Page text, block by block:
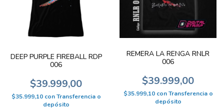
DEEP PURPLE FIREBALL RDP
006
$39.999,00
$35.999,10 con Transferencia o
depósito
REMERA LA RENGA RNLR
006
$39.999,00
$35.999,10 con Transferencia o
depósito